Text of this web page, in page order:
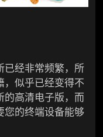
已经非常频繁，所
，似乎已经变得不
的高清电子版，而
您的终端设备能够